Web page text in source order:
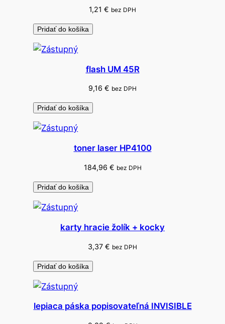
o
é
1,21 € bez DPH
Pridať do košíka
flash UM 45R
9,16 € bez DPH
Pridať do košíka
toner laser HP4100
184,96 € bez DPH
Pridať do košíka
karty hracie žolík + kocky
3,37 € bez DPH
Pridať do košíka
lepiaca páska popisovateľná INVISIBLE